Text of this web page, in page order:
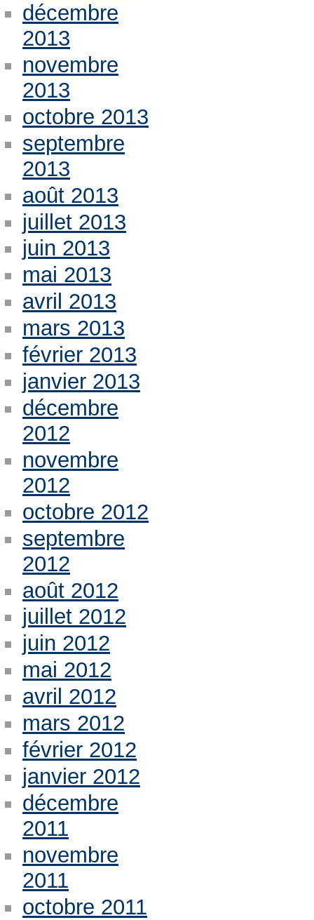
décembre
2013
novembre
2013
octobre 2013
septembre
2013
août 2013
juillet 2013
juin 2013
mai 2013
avril 2013
mars 2013
février 2013
janvier 2013
décembre
2012
novembre
2012
octobre 2012
septembre
2012
août 2012
juillet 2012
juin 2012
mai 2012
avril 2012
mars 2012
février 2012
janvier 2012
décembre
2011
novembre
2011
octobre 2011